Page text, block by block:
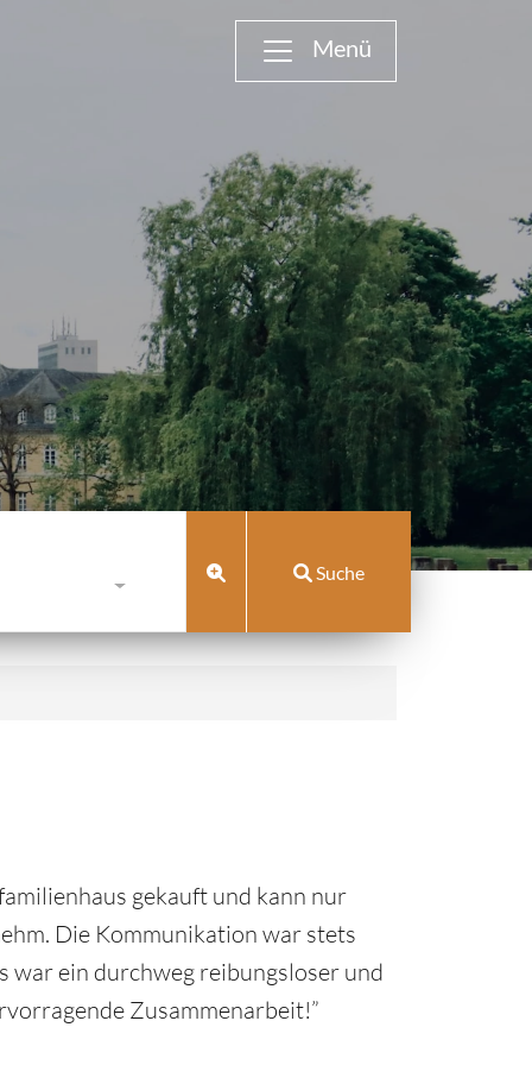
Suche
gekauft und kann nur
Die Kommunikation war stets
war ein durchweg reibungsloser und
Zusammenarbeit!”